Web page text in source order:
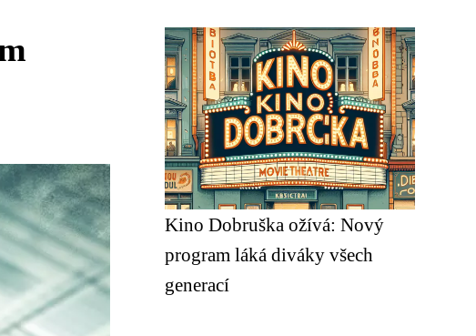
Kino Dobruška ožívá: Nový
program láká diváky všech
generací